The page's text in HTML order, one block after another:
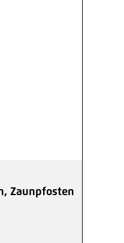
Zaunpfosten